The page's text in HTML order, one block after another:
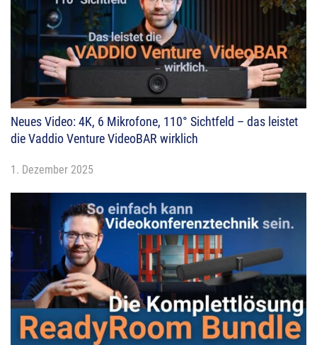
Neues Video: 4K, 6 Mikrofone, 110° Sichtfeld – das leistet
die Vaddio Venture VideoBAR wirklich
1. Dezember 2025